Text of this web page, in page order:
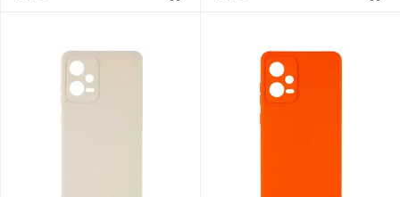
Nokia G42 5G (+5)
Oppo A57s 4G/A57 4G/A57e 4G/A77 4G/A77s 4G (+5)